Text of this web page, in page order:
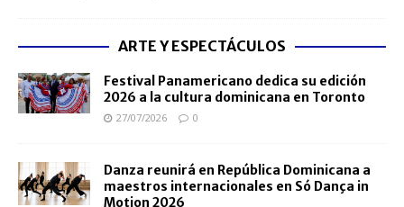
ARTE Y ESPECTÁCULOS
Festival Panamericano dedica su edición
2026 a la cultura dominicana en Toronto
27/07/2026 0
Danza reunirá en República Dominicana a
maestros internacionales en Só Dança in
Motion 2026